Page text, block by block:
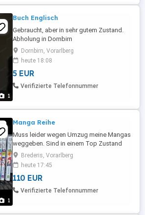
1
Buch Englisch
Gebraucht, aber in sehr gutem Zustand.
Abholung in Dornbirn
Dornbirn, Vorarlberg
heute 18:08
5 EUR
Verifizierte Telefonnummer
1
Manga Reihe
Muss leider wegen Umzug meine Mangas
weggeben. Sind in einem Top Zustand
Brederis, Vorarlberg
heute 17:45
110 EUR
Verifizierte Telefonnummer